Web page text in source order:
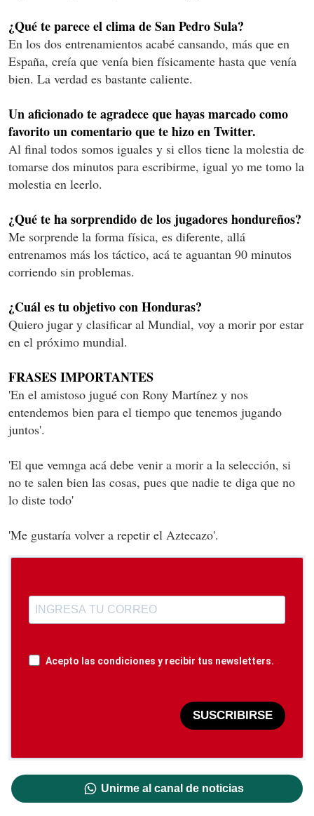
¿Qué te parece el clima de San Pedro Sula?
En los dos entrenamientos acabé cansando, más que en
España, creía que venía bien físicamente hasta que venía
bien. La verdad es bastante caliente.
Un aficionado te agradece que hayas marcado como
favorito un comentario que te hizo en Twitter.
Al final todos somos iguales y si ellos tiene la molestia de
tomarse dos minutos para escribirme, igual yo me tomo la
molestia en leerlo.
¿Qué te ha sorprendido de los jugadores hondureños?
Me sorprende la forma física, es diferente, allá
entrenamos más los táctico, acá te aguantan 90 minutos
corriendo sin problemas.
¿Cuál es tu objetivo con Honduras?
Quiero jugar y clasificar al Mundial, voy a morir por estar
en el próximo mundial.
FRASES IMPORTANTES
'En el amistoso jugué con Rony Martínez y nos
entendemos bien para el tiempo que tenemos jugando
juntos'.
'El que vemnga acá debe venir a morir a la selección, si
no te salen bien las cosas, pues que nadie te diga que no
lo diste todo'
'Me gustaría volver a repetir el Aztecazo'.
Acepto las condiciones y recibir tus newsletters.
SUSCRIBIRSE
Unirme al canal de noticias